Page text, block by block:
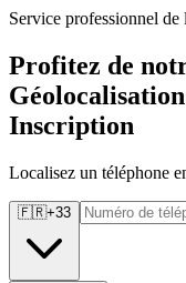
Service professionnel
Profitez de
Inscription
Localisez un téléphone
🇫🇷+33